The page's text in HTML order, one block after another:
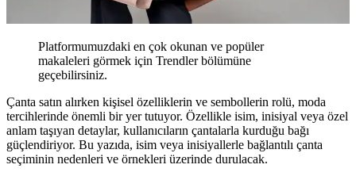
Platformumuzdaki en çok okunan ve popüler
makaleleri görmek için Trendler bölümüne
geçebilirsiniz.
Çanta satın alırken kişisel özelliklerin ve sembollerin rolü, moda
tercihlerinde önemli bir yer tutuyor. Özellikle isim, inisiyal veya özel
anlam taşıyan detaylar, kullanıcıların çantalarla kurduğu bağı
güçlendiriyor. Bu yazıda, isim veya inisiyallerle bağlantılı çanta
seçiminin nedenleri ve örnekleri üzerinde durulacak.